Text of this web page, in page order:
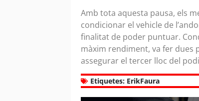
Amb tota aquesta pausa, els
condicionar el vehicle de
finalitat de poder puntuar.
màxim rendiment, va fer dues
assegurar el tercer lloc del
Etiquetes: ErikFaura